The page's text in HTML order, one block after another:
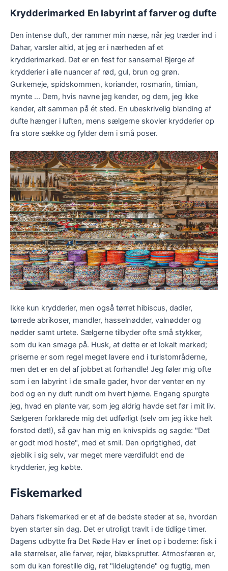
Krydderimarked En labyrint af farver og dufte
Den intense duft, der rammer min næse, når jeg træder ind i
Dahar, varsler altid, at jeg er i nærheden af et
krydderimarked. Det er en fest for sanserne! Bjerge af
krydderier i alle nuancer af rød, gul, brun og grøn.
Gurkemeje, spidskommen, koriander, rosmarin, timian,
mynte ... Dem, hvis navne jeg kender, og dem, jeg ikke
kender, alt sammen på ét sted. En ubeskrivelig blanding af
dufte hænger i luften, mens sælgerne skovler krydderier op
fra store sække og fylder dem i små poser.
Ikke kun krydderier, men også tørret hibiscus, dadler,
tørrede abrikoser, mandler, hasselnødder, valnødder og
nødder samt urtete. Sælgerne tilbyder ofte små stykker,
som du kan smage på. Husk, at dette er et lokalt marked;
priserne er som regel meget lavere end i turistområderne,
men det er en del af jobbet at forhandle! Jeg føler mig ofte
som i en labyrint i de smalle gader, hvor der venter en ny
bod og en ny duft rundt om hvert hjørne. Engang spurgte
jeg, hvad en plante var, som jeg aldrig havde set før i mit liv.
Sælgeren forklarede mig det udførligt (selv om jeg ikke helt
forstod det!), så gav han mig en knivspids og sagde: "Det
er godt mod hoste", med et smil. Den oprigtighed, det
øjeblik i sig selv, var meget mere værdifuldt end de
krydderier, jeg købte.
Fiskemarked
Dahars fiskemarked er et af de bedste steder at se, hvordan
byen starter sin dag. Det er utroligt travlt i de tidlige timer.
Dagens udbytte fra Det Røde Hav er linet op i boderne: fisk i
alle størrelser, alle farver, rejer, blæksprutter. Atmosfæren er,
som du kan forestille dig, ret "ildelugtende" og fugtig, men